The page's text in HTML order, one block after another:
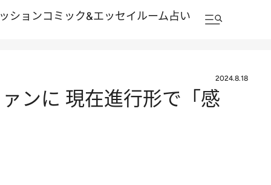
ションコミック&エッセイルーム占い
2024.8.18
ンに 現在進行形で「感